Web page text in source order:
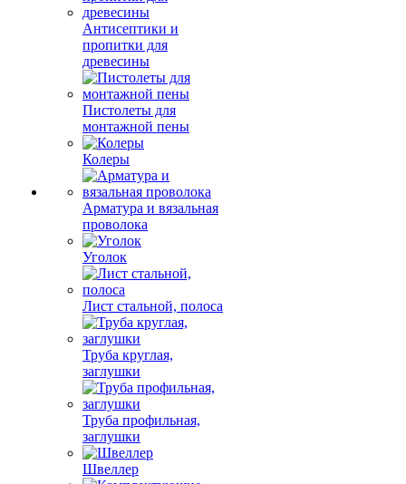
Антисептики и
пропитки для
древесины
Пистолеты для
монтажной пены
Колеры
Арматура и вязальная
проволока
Уголок
Лист стальной, полоса
Труба круглая,
заглушки
Труба профильная,
заглушки
Швеллер